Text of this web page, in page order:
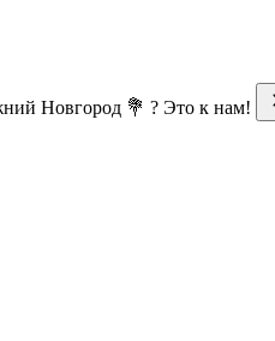
Новгород 💐 ? Это к нам!